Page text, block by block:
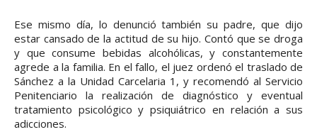
Ese mismo día, lo denunció también su padre, que dijo
estar cansado de la actitud de su hijo. Contó que se droga
y que consume bebidas alcohólicas, y constantemente
agrede a la familia. En el fallo, el juez ordenó el traslado de
Sánchez a la Unidad Carcelaria 1, y recomendó al Servicio
Penitenciario la realización de diagnóstico y eventual
tratamiento psicológico y psiquiátrico en relación a sus
adicciones.